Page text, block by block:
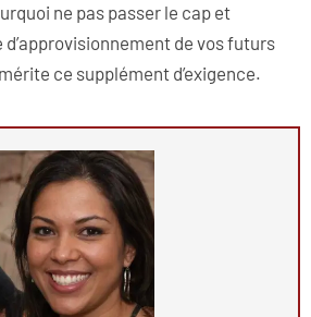
ne pas passer le cap et
de vos futurs
ce supplément d’exigence.